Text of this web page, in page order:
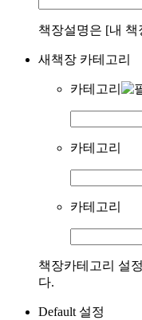
책장설명은 [내
새책장 카테고리
카테고리
카테고리
카테고리
책장카테고리 설
다.
Default 설정